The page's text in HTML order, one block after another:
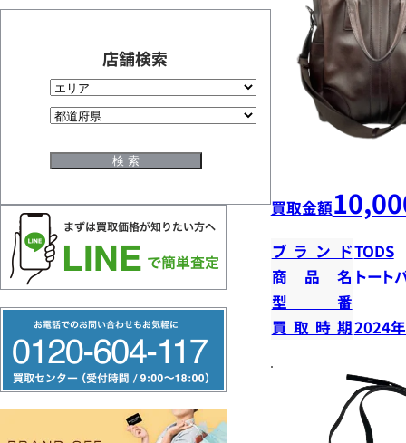
店舗検索
リ
ー
買取金額
ブランドTODS
商品名 トート
型番
買取時期2024